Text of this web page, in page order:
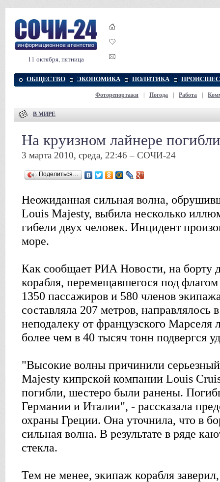
11 октября, пятница
ОБЩЕСТВО ЭКОНОМИКА ПОЛИТИКА
Фоторепортажи Погода Работа
В МИРЕ
На круизном лайнере
3 марта 2010, среда, 22:46 – СОЧИ-24
Поделиться…
Неожиданная сильная волна,
Louis Majesty, выбила несколько
гибели двух человек. Инцидент
море.
Как сообщает РИА Новости, на борту
корабля, перемещавшегося под
1350 пассажиров и 580 членов
составляла 207 метров, направлялось
неподалеку от французского Марселя
более чем в 40 тысяч тонн подвергся
"Высокие волны причинили
Majesty кипрской компании Louis
погибли, шестеро были ранены.
Германии и Италии", - рассказала
охраны Греции. Она уточнила, что в
сильная волна. В результате в ряде
стекла.
Тем не менее, экипаж корабля